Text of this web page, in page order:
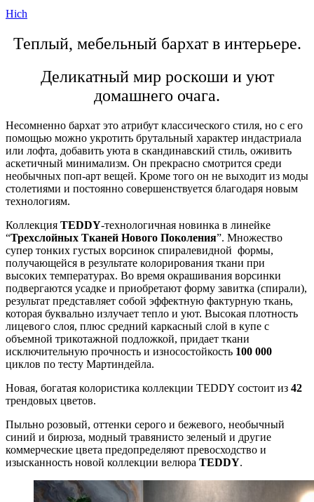
Hich
Теплый, мебельный бархат в интерьере.
Деликатный мир роскоши и уют
домашнего очага.
Несомненно бархат это атрибут классического стиля, но с его
помощью можно укротить брутальный характер индастриала
или лофта, добавить уюта в скандинавский стиль, оживить
аскетичный минимализм. Он прекрасно смотрится среди
необычных поп-арт вещей. Кроме того он не выходит из моды
столетиями и постоянно совершенствуется благодаря новым
технологиям.
Коллекция TEDDY-технологичная новинка в линейке
“Трехслойных Тканей Нового Поколения”. Множество
супер тонких густых ворсинок спиралевидной формы,
получающейся в результате колорирования ткани при
высоких температурах. Во время окрашивания ворсинки
подвергаются усадке и приобретают форму завитка (спирали),
результат представляет собой эффектную фактурную ткань,
которая буквально излучает тепло и уют. Высокая плотность
лицевого слоя, плюс средний каркасный слой в купе с
объемной трикотажной подложкой, придает ткани
исключительную прочность и износостойкость 100 000
циклов по тесту Мартиндейла.
Новая, богатая колористика коллекции TEDDY состоит из 42
трендовых цветов.
Пыльно розовый, оттенки серого и бежевого, необычный
синий и бирюза, модный травянисто зеленый и другие
коммерческие цвета предопределяют превосходство и
изысканность новой коллекции велюра TEDDY.